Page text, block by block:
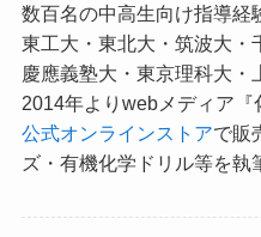
数百名の中高生向け指導経
東工大・東北大・筑波大・
慶應義塾大・東京理科大・
2014年よりwebメディア
公式オンラインストアで販
ズ・有機化学ドリル等を執